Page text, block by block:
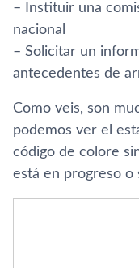
– Instituir una
nacional
– Solicitar un
antecedentes de
Como veis, son
podemos ver el
código de colore
está en progreso o